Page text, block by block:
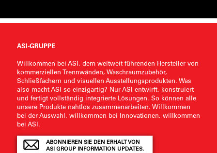
ASI-GRUPPE
Willkommen bei ASI, dem weltweit führenden Hersteller von
kommerziellen Trennwänden, Waschraumzubehör,
Schließfächern und visuellen Ausstellungsprodukten. Was
also macht ASI so einzigartig? Nur ASI entwirft, konstruiert
und fertigt vollständig integrierte Lösungen. So können alle
unsere Produkte nahtlos zusammenarbeiten. Willkommen
bei der Auswahl, willkommen bei Innovationen, willkommen
bei ASI.
ABONNIEREN SIE DEN ERHALT VON
ASI GROUP INFORMATION UPDATES.